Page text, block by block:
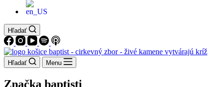
Hľadať
Hľadať Menu
Značka baptisti